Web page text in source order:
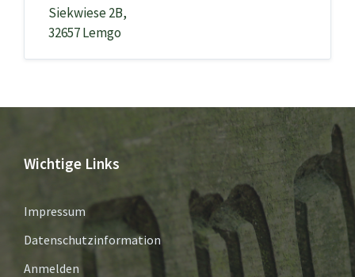
Siekwiese 2B,
32657 Lemgo
Wichtige Links
Impressum
Datenschutzinformation
Anmelden